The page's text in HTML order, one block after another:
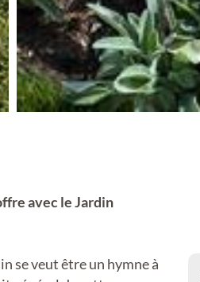
avec le Jardin
se veut être un hymne à